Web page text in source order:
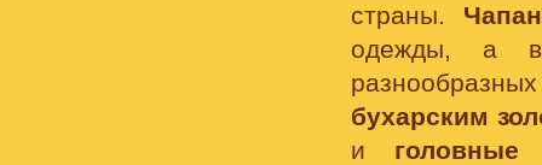
страны. Чапан
одежды, а в
бухарским
и